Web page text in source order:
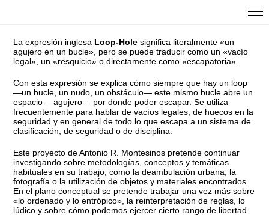
La expresión inglesa Loop-Hole significa literalmente «un
agujero en un bucle», pero se puede traducir como un «vacío
legal», un «resquicio» o directamente como «escapatoria».
Con esta expresión se explica cómo siempre que hay un loop
—un bucle, un nudo, un obstáculo— este mismo bucle abre un
espacio —agujero— por donde poder escapar. Se utiliza
frecuentemente para hablar de vacíos legales, de huecos en la
seguridad y en general de todo lo que escapa a un sistema de
clasificación, de seguridad o de disciplina.
Este proyecto de Antonio R. Montesinos pretende continuar
investigando sobre metodologías, conceptos y temáticas
habituales en su trabajo, como la deambulación urbana, la
fotografía o la utilización de objetos y materiales encontrados.
En el plano conceptual se pretende trabajar una vez más sobre
«lo ordenado y lo entrópico», la reinterpretación de reglas, lo
lúdico y sobre cómo podemos ejercer cierto rango de libertad